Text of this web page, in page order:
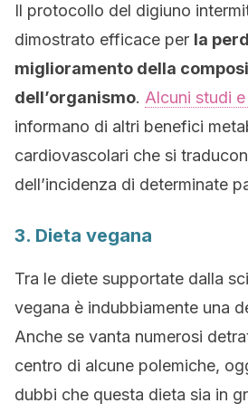
Il protocollo del digiuno
dimostrato efficace per la
miglioramento della
dell’organismo. Alcuni studi
informano di altri benefici
cardiovascolari che si
dell’incidenza di determinate
3. Dieta vegana
Tra le diete supportate dalla
vegana è indubbiamente una
Anche se vanta numerosi
centro di alcune polemiche,
dubbi che questa dieta sia in